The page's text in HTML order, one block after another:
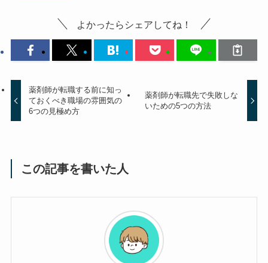
よかったらシェアしてね！
薬剤師が転職する前に知っ
ておくべき職場の雰囲気の
6つの見極め方
薬剤師が転職先で失敗しな
いための5つの方法
この記事を書いた人